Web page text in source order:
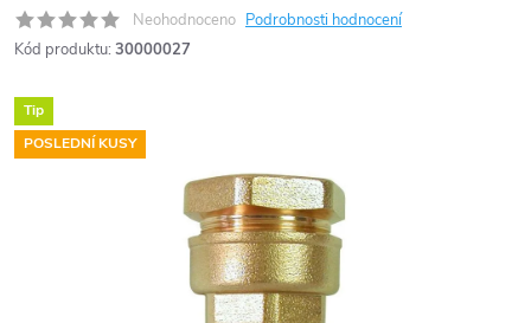
Neohodnoceno Podrobnosti hodnocení
Kód produktu: 30000027
Tip
POSLEDNÍ KUSY